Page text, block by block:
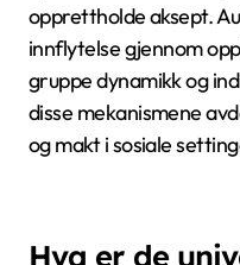
opprettholde aksept.
innflytelse gjennom
gruppe dynamikk og
disse mekanismene
og makt i sosiale